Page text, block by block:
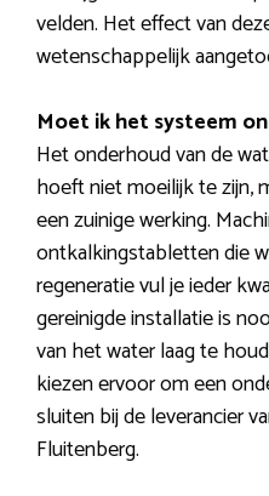
velden. Het effect van
wetenschappelijk
Moet ik het systeem
Het onderhoud van de
hoeft niet moeilijk te zijn,
een zuinige werking.
ontkalkingstabletten die
regeneratie vul je ieder
gereinigde installatie is
van het water laag te
kiezen ervoor om een
sluiten bij de leverancier
Fluitenberg.